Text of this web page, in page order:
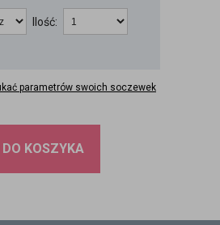
Ilość:
parametrów swoich soczewek
KOSZYKA